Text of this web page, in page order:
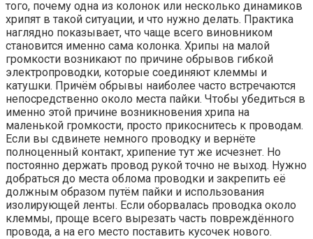
того, почему одна из колонок или несколько динамиков
хрипят в такой ситуации, и что нужно делать. Практика
наглядно показывает, что чаще всего виновником
становится именно сама колонка. Хрипы на малой
громкости возникают по причине обрывов гибкой
электропроводки, которые соединяют клеммы и
катушки. Причём обрывы наиболее часто встречаются
непосредственно около места пайки. Чтобы убедиться в
именно этой причине возникновения хрипа на
маленькой громкости, просто прикоснитесь к проводам.
Если вы сдвинете немного проводку и вернёте
полноценный контакт, хрипение тут же исчезнет. Но
постоянно держать провод рукой точно не выход. Нужно
добраться до места облома проводки и закрепить её
должным образом путём пайки и использования
изолирующей ленты. Если оборвалась проводка около
клеммы, проще всего вырезать часть повреждённого
провода, а на его место поставить кусочек нового.